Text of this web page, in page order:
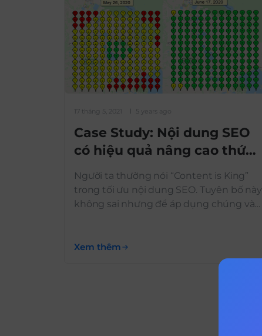
17 tháng 5, 2021 5 years ago
Case Study: Nội dung SEO
có hiệu quả nâng cao thứ
hạng trên Google?
Người ta thường nói “Content is King”
trong tối ưu nội dung SEO. Tuyên bố này
không sai nhưng để áp dụng chúng vào
không thể. Để nội dung bài viết chuẩn
seo không hẳn dài hơn là chiếm […]
Xem thêm